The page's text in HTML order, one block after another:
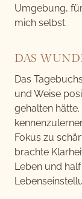
Umgebung,
mich selbst.
DAS
Das
und Weise
gehalten
Fokus zu
brachte
Leben und